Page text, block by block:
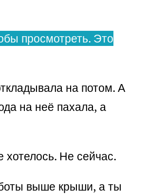
просмотреть. Это
на потом. А
на неё пахала, а
Не сейчас.
выше крыши, а ты